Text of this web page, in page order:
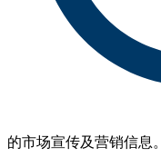
的市场宣传及营销信息。